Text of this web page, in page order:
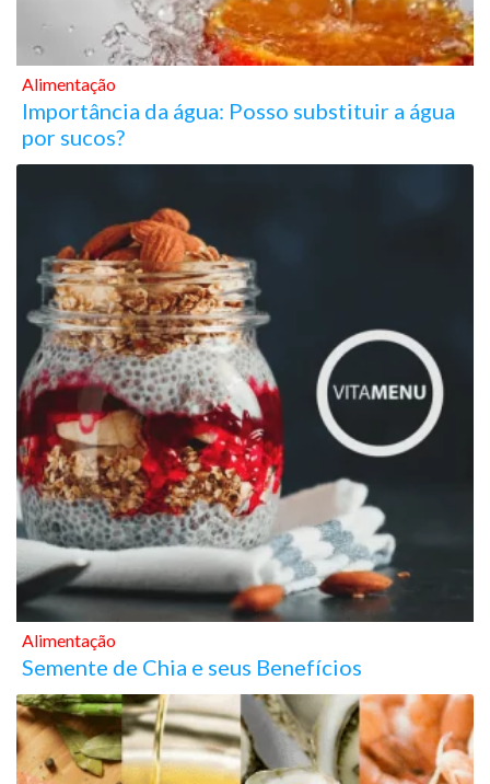
Alimentação
Importância da água: Posso substituir a água
por sucos?
Alimentação
Semente de Chia e seus Benefícios